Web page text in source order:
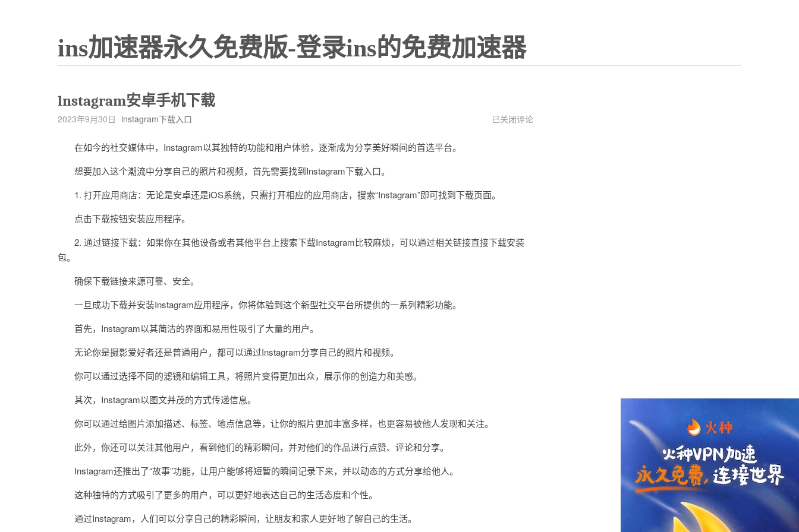
ins加速器永久免费版-登录ins的免费加速器
lnstagram安卓手机下载
2023年9月30日 lnstagram下载入口
lnstagram
已关闭评论
在如今的社交媒体中，Instagram以其独特的功能和用户体验，逐渐成为分享美好瞬间的首选平台。
想要加入这个潮流中分享自己的照片和视频，首先需要找到Instagram下载入口。
1. 打开应用商店：无论是安卓还是iOS系统，只需打开相应的应用商店，搜索“Instagram”即可找到下载页面。
点击下载按钮安装应用程序。
2. 通过链接下载：如果你在其他设备或者其他平台上搜索下载Instagram比较麻烦，可以通过相关链接直接下载安装
包。
确保下载链接来源可靠、安全。
一旦成功下载并安装Instagram应用程序，你将体验到这个新型社交平台所提供的一系列精彩功能。
首先，Instagram以其简洁的界面和易用性吸引了大量的用户。
无论你是摄影爱好者还是普通用户，都可以通过Instagram分享自己的照片和视频。
你可以通过选择不同的滤镜和编辑工具，将照片变得更加出众，展示你的创造力和美感。
其次，Instagram以图文并茂的方式传递信息。
你可以通过给图片添加描述、标签、地点信息等，让你的照片更加丰富多样，也更容易被他人发现和关注。
此外，你还可以关注其他用户，看到他们的精彩瞬间，并对他们的作品进行点赞、评论和分享。
Instagram还推出了“故事”功能，让用户能够将短暂的瞬间记录下来，并以动态的方式分享给他人。
这种独特的方式吸引了更多的用户，可以更好地表达自己的生活态度和个性。
通过Instagram，人们可以分享自己的精彩瞬间，让朋友和家人更好地了解自己的生活。